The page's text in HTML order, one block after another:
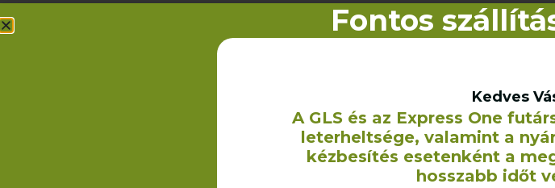
Erre sokkal többször van szükség.
Ha idézel, megadhatod az idézet szerzőjét vagy forrását.
A kinézetüket majd a sablonod beállításai fogják
Fontos
Kedves
A GLS és az Express One
leterheltsége, valamint a
kézbesítés esetenként a
hosszabb időt